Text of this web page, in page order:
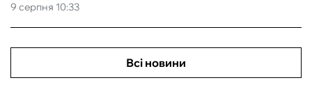
9 серпня 10:33
Всі новини